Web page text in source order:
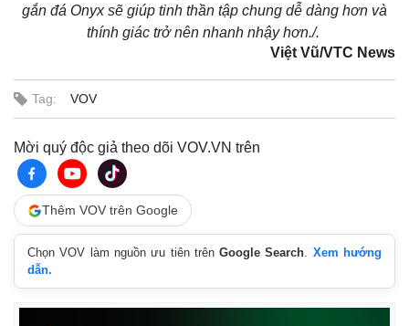
gắn đá Onyx sẽ giúp tinh thần tập chung dễ dàng hơn và
thính giác trở nên nhanh nhậy hơn./.
Việt Vũ/VTC News
Tag: VOV
Mời quý độc giả theo dõi VOV.VN trên
Thêm VOV trên Google
Chọn VOV làm nguồn ưu tiên trênGoogle Search. Xem hướng
dẫn.